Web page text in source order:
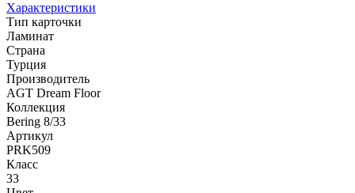
Характеристики
Тип карточки
Ламинат
Страна
Турция
Производитель
AGT Dream Floor
Коллекция
Bering 8/33
Артикул
PRK509
Класс
33